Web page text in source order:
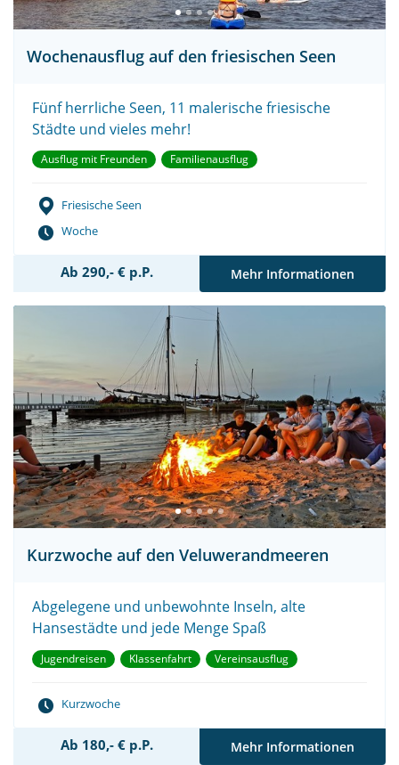
Wochenausflug auf den friesischen Seen
Fünf herrliche Seen, 11 malerische friesische
Städte und vieles mehr!
Ausflug mit Freunden Familienausflug
Friesische Seen
Woche
Ab 290,- € p.P. Mehr Informationen
Kurzwoche auf den Veluwerandmeeren
Abgelegene und unbewohnte Inseln, alte
Hansestädte und jede Menge Spaß
Jugendreisen Klassenfahrt Vereinsausflug
Kurzwoche
Ab 180,- € p.P. Mehr Informationen